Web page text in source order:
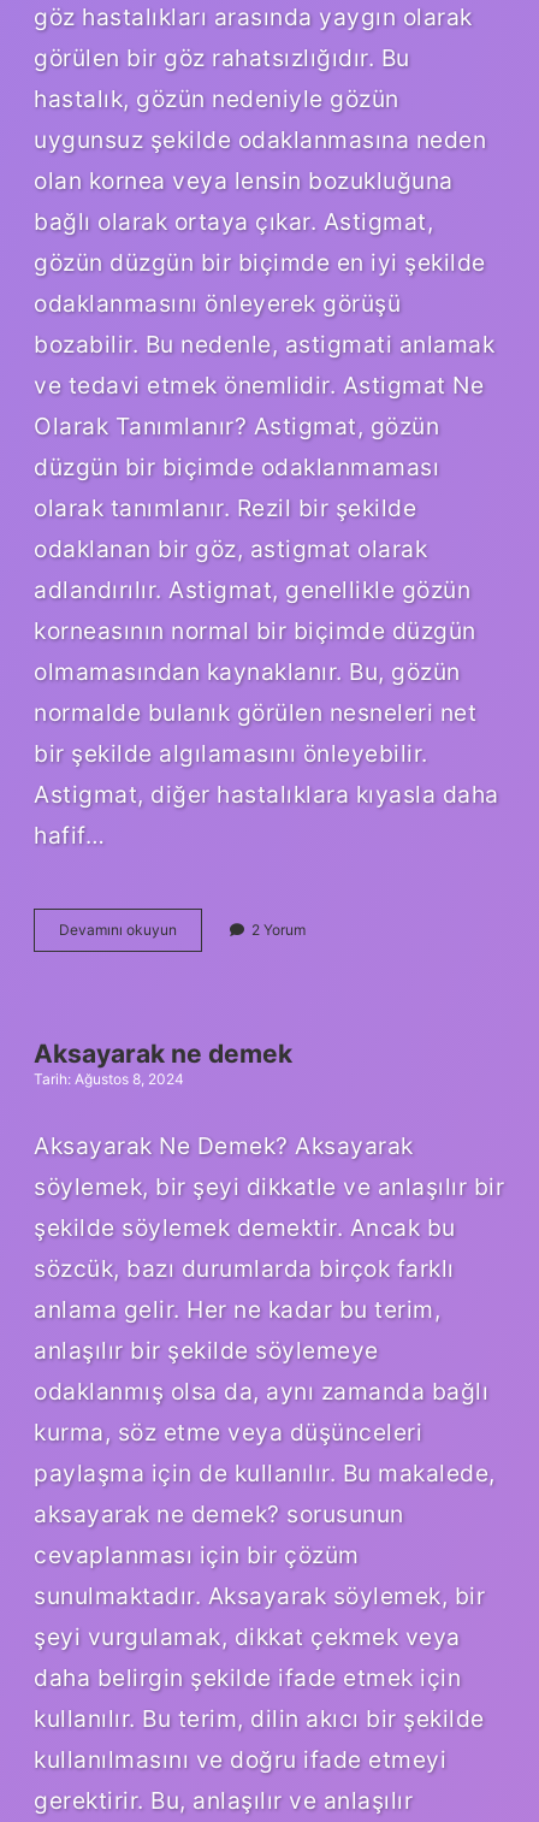
göz hastalıkları arasında yaygın olarak
görülen bir göz rahatsızlığıdır. Bu
hastalık, gözün nedeniyle gözün
uygunsuz şekilde odaklanmasına neden
olan kornea veya lensin bozukluğuna
bağlı olarak ortaya çıkar. Astigmat,
gözün düzgün bir biçimde en iyi şekilde
odaklanmasını önleyerek görüşü
bozabilir. Bu nedenle, astigmati anlamak
ve tedavi etmek önemlidir. Astigmat Ne
Olarak Tanımlanır? Astigmat, gözün
düzgün bir biçimde odaklanmaması
olarak tanımlanır. Rezil bir şekilde
odaklanan bir göz, astigmat olarak
adlandırılır. Astigmat, genellikle gözün
korneasının normal bir biçimde düzgün
olmamasından kaynaklanır. Bu, gözün
normalde bulanık görülen nesneleri net
bir şekilde algılamasını önleyebilir.
Astigmat, diğer hastalıklara kıyasla daha
hafif…
Devamını okuyun Astigmat
Nedir
2 Yorum
Aksayarak ne demek
Tarih: Ağustos 8, 2024
Aksayarak Ne Demek? Aksayarak
söylemek, bir şeyi dikkatle ve anlaşılır bir
şekilde söylemek demektir. Ancak bu
sözcük, bazı durumlarda birçok farklı
anlama gelir. Her ne kadar bu terim,
anlaşılır bir şekilde söylemeye
odaklanmış olsa da, aynı zamanda bağlı
kurma, söz etme veya düşünceleri
paylaşma için de kullanılır. Bu makalede,
aksayarak ne demek? sorusunun
cevaplanması için bir çözüm
sunulmaktadır. Aksayarak söylemek, bir
şeyi vurgulamak, dikkat çekmek veya
daha belirgin şekilde ifade etmek için
kullanılır. Bu terim, dilin akıcı bir şekilde
kullanılmasını ve doğru ifade etmeyi
gerektirir. Bu, anlaşılır ve anlaşılır